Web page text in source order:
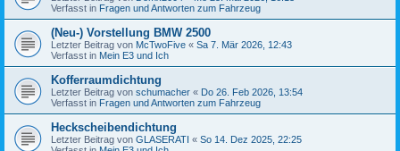
Verfasst in Fragen und Antworten zum Fahrzeug
(Neu-) Vorstellung BMW 2500
Letzter Beitrag von McTwoFive « Sa 7. Mär 2026, 12:43
Verfasst in Mein E3 und Ich
Kofferraumdichtung
Letzter Beitrag von schumacher « Do 26. Feb 2026, 13:54
Verfasst in Fragen und Antworten zum Fahrzeug
Heckscheibendichtung
Letzter Beitrag von GLASERATI « So 14. Dez 2025, 22:25